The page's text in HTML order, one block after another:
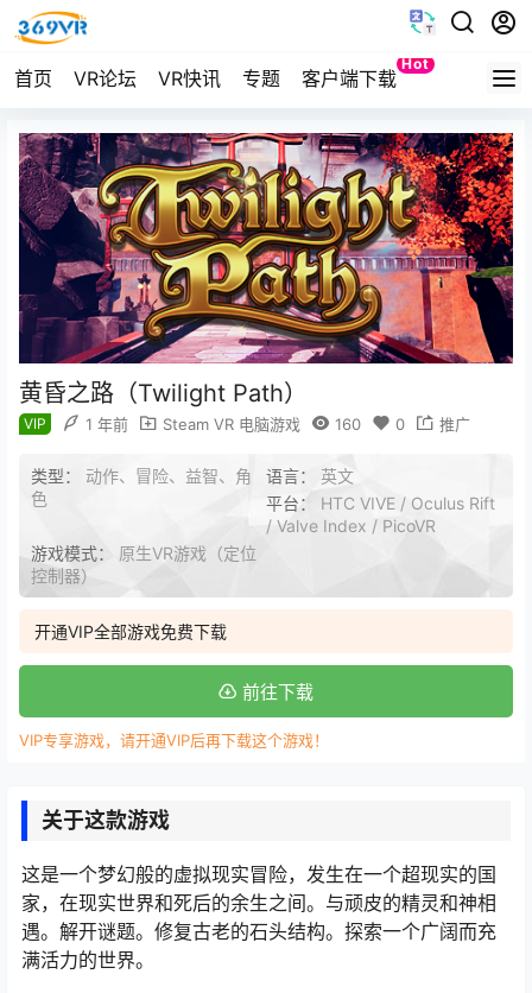
首页 VR论坛 VR快讯 专题 客户端下载
Hot
Quest
黄昏之路（Twilight Path）
VIP 1 年前 Steam VR 电脑游戏 160 0 推广
类型： 动作、冒险、益智、角
色
语言： 英文
平台： HTC VIVE / Oculus Rift
/ Valve Index / PicoVR
游戏模式： 原生VR游戏（定位
控制器）
开通VIP全部游戏免费下载
前往下载
VIP专享游戏，请开通VIP后再下载这个游戏！
关于这款游戏
这是一个梦幻般的虚拟现实冒险，发生在一个超现实的国
家，在现实世界和死后的余生之间。与顽皮的精灵和神相
遇。解开谜题。修复古老的石头结构。探索一个广阔而充
满活力的世界。